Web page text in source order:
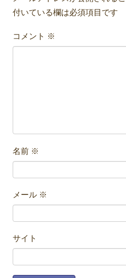
付いている欄は必須項目です
コメント ※
名前 ※
メール ※
サイト